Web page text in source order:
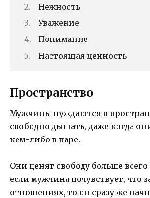
Нежность
Уважение
Понимание
Настоящая ценность
Пространство
Мужчины нуждаются в
свободно дышать, даже когда
кем-либо в паре.
Они ценят свободу больше всего
если мужчина почувствует, что
отношениях, то он сразу же